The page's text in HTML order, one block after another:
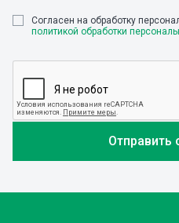
Cогласен на обработку
политикой обработки